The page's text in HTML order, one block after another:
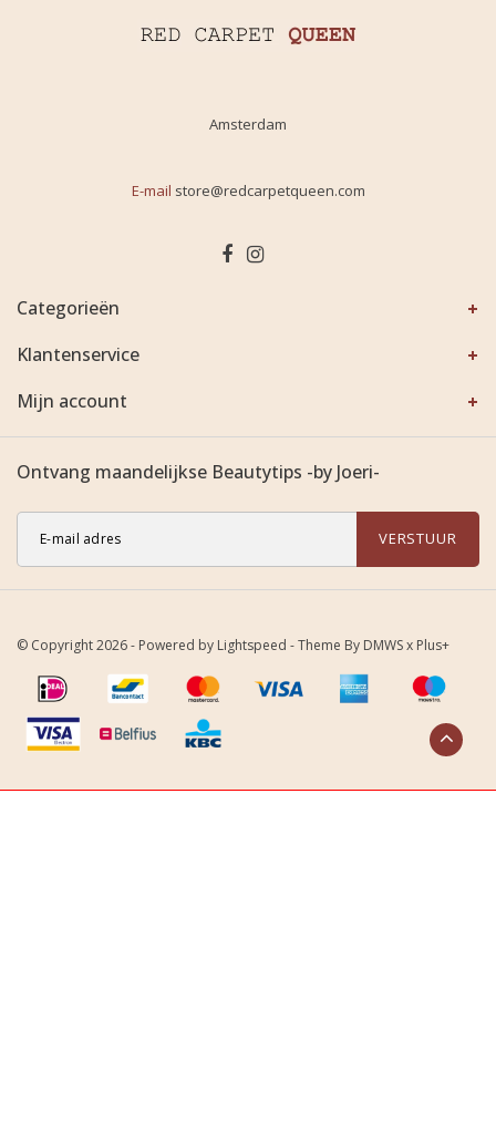
Amsterdam
E-mail store@redcarpetqueen.com
Categorieën
Klantenservice
Mijn account
Ontvang maandelijkse Beautytips -by Joeri-
VERSTUUR
© Copyright 2026 - Powered by Lightspeed - Theme By DMWSx Plus+